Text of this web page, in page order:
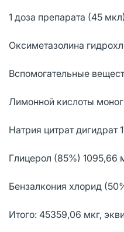
1 доза препарата (45
Оксиметазолина
Вспомогательные
Лимонной кислоты
Натрия цитрат дигидрат
Глицерол (85%) 1095,66
Бензалкония хлорид
Итого: 45359,06 мкг,